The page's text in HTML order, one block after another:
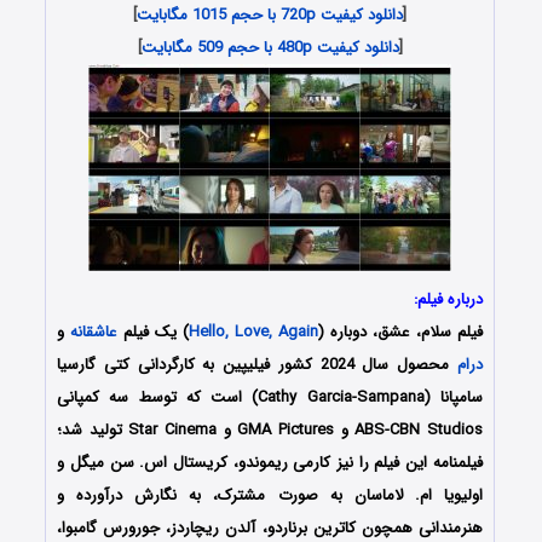
[دانلود کیفیت 720p با حجم 1015 مگابایت
]
[دانلود کیفیت 480p با حجم 509 مگابایت ]
درباره فیلم:
فیلم سلام، عشق، دوباره (Hello, Love, Again) یک فیلمعاشقانهو
درام
محصول سال 2024 کشور فیلیپین به کارگردانی کتی گارسیا
سامپانا (Cathy Garcia-Sampana) است که توسط سه کمپانی‌
ABS-CBN Studios و GMA Pictures و Star Cinema تولید شد؛
فیلمنامه این فیلم را نیز کارمی ریموندو، کریستال اس. سن میگل و
اولیویا ام. لاماسانبه صورت مشترک، به نگارش درآورده و
هنرمندانی همچون کاترین برناردو، آلدن ریچاردز، جورورس گامبوا،